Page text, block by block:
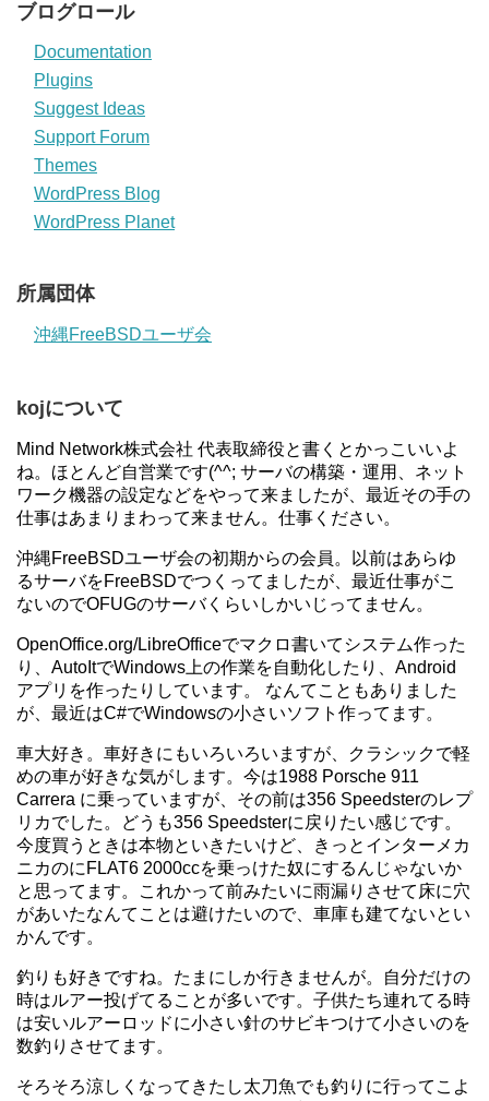
ブログロール
Documentation
Plugins
Suggest Ideas
Support Forum
Themes
WordPress Blog
WordPress Planet
所属団体
沖縄FreeBSDユーザ会
kojについて
Mind Network株式会社 代表取締役と書くとかっこいいよ
ね。ほとんど自営業です(^^; サーバの構築・運用、ネット
ワーク機器の設定などをやって来ましたが、最近その手の
仕事はあまりまわって来ません。仕事ください。
沖縄FreeBSDユーザ会の初期からの会員。以前はあらゆ
るサーバをFreeBSDでつくってましたが、最近仕事がこ
ないのでOFUGのサーバくらいしかいじってません。
OpenOffice.org/LibreOfficeでマクロ書いてシステム作った
り、AutoItでWindows上の作業を自動化したり、Android
アプリを作ったりしています。 なんてこともありました
が、最近はC#でWindowsの小さいソフト作ってます。
車大好き。車好きにもいろいろいますが、クラシックで軽
めの車が好きな気がします。今は1988 Porsche 911
Carrera に乗っていますが、その前は356 Speedsterのレプ
リカでした。どうも356 Speedsterに戻りたい感じです。
今度買うときは本物といきたいけど、きっとインターメカ
ニカのにFLAT6 2000ccを乗っけた奴にするんじゃないか
と思ってます。これかって前みたいに雨漏りさせて床に穴
があいたなんてことは避けたいので、車庫も建てないとい
かんです。
釣りも好きですね。たまにしか行きませんが。自分だけの
時はルアー投げてることが多いです。子供たち連れてる時
は安いルアーロッドに小さい針のサビキつけて小さいのを
数釣りさせてます。
そろそろ涼しくなってきたし太刀魚でも釣りに行ってこよ